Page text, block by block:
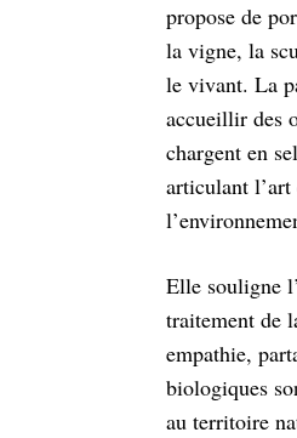
propose de
la vigne, la
le vivant. La
accueillir des
chargent en
articulant l’art
Elle souligne
traitement de
empathie,
biologiques
au territoire